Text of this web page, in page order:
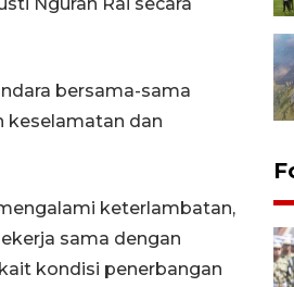
bersama-sama
keselamatan dan
keterlambatan,
sama dengan
kondisi penerbangan